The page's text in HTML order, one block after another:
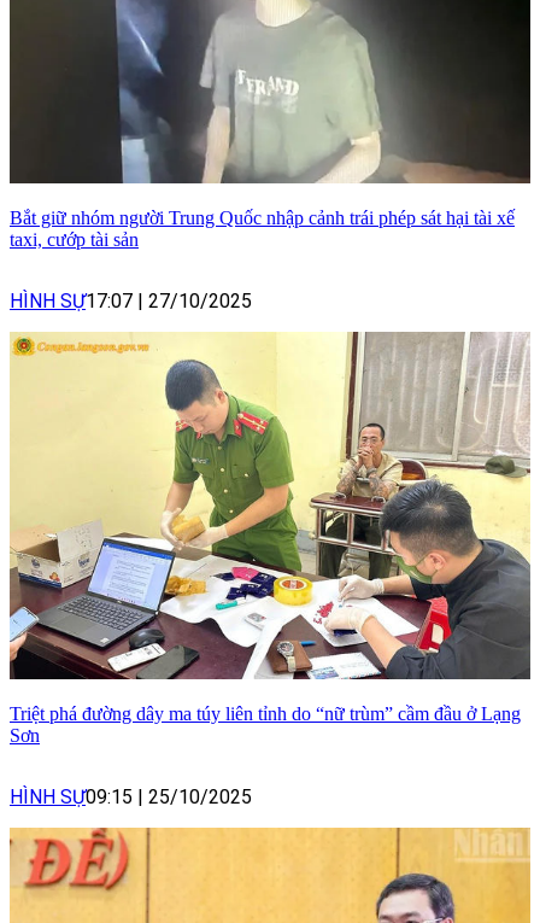
Bắt giữ nhóm người Trung Quốc nhập cảnh trái phép sát hại tài xế
taxi, cướp tài sản
HÌNH SỰ17:07 | 27/10/2025
Triệt phá đường dây ma túy liên tỉnh do “nữ trùm” cầm đầu ở Lạng
Sơn
HÌNH SỰ09:15 | 25/10/2025